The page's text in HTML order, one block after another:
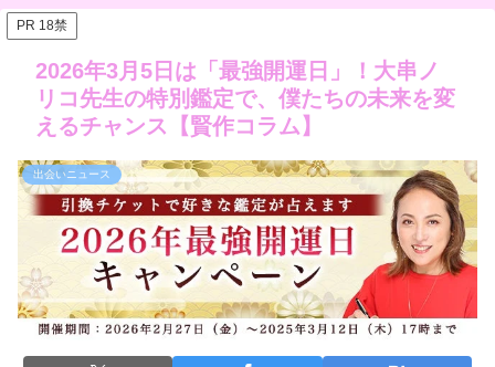
PR 18禁
2026年3月5日は「最強開運日」！大串ノ
リコ先生の特別鑑定で、僕たちの未来を変
えるチャンス【賢作コラム】
出会いニュース